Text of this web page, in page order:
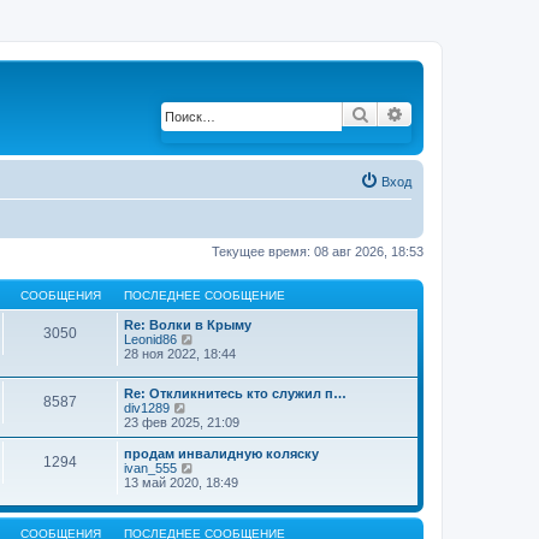
Поиск
Вход
Текущее время: 08 авг 2026, 18:53
СООБЩЕНИЯ ПОСЛЕДНЕЕ СООБЩЕНИЕ
3050
Re: Волки в Крыму
Leonid86
е
е
й
и
к
п
с
е
д
28 ноя 2022, 18:44
8587
Re: Откликнитесь кто служил п…
div1289
е
р
е
й
т
к
п
23 фев 2025, 21:09
1294
продам инвалидную коляску
ivan_555
е
е
13 май 2020, 18:49
СООБЩЕНИЯ ПОСЛЕДНЕЕ СООБЩЕНИЕ